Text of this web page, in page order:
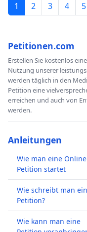
1 2 3 4 5
Petitionen.com
Erstellen Sie kostenlos
Nutzung unserer
werden täglich in den
Petition eine
erreichen und auch von
werden.
Anleitungen
Wie man eine
Petition startet
Wie schreibt man
Petition?
Wie kann man eine